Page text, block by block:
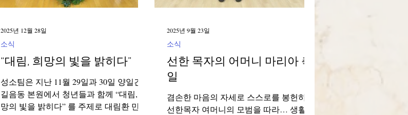
“대림, 희망의 빛을 밝히다”
성소팀은 지난 11월 29일과 30일 양일간,
길음동 본원에서 청년들과 함께 “대림, 희
망의 빛을 밝히다” 를 주제로 대림환 만들
소식
2025년 12월 28일
선한 목자의 어머니 마리아 축
일
겸손한 마음의 자세로 스스로를 봉헌하신
선한목자 여머니의 모범을 따라… 생활규
소식
2025년 9월 23일